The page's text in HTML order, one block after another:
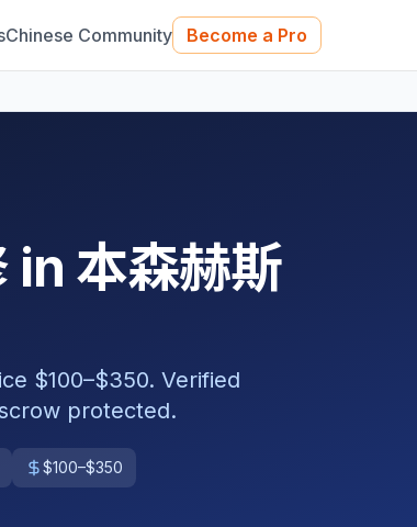
Chinese Community Become a Pro
本森赫斯
$100–$350. Verified
protected.
$100–$350